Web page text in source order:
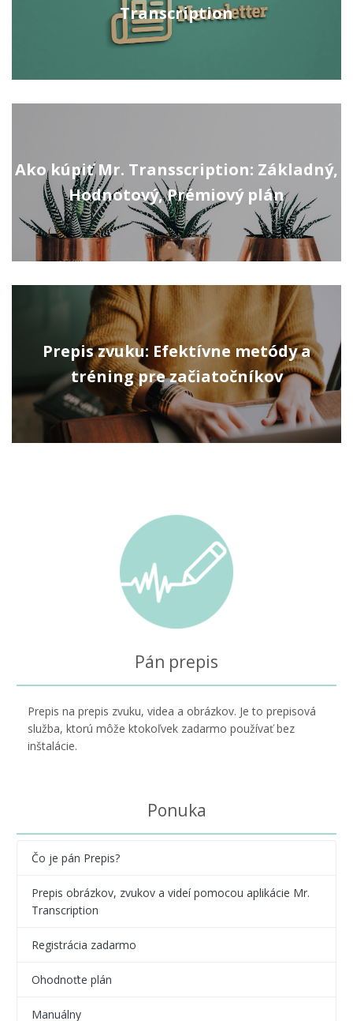
Transcription
Ako kúpiť Mr. Transscription: Základný,
Hodnotový, Prémiový plán
Prepis zvuku: Efektívne metódy a
tréning pre začiatočníkov
Pán prepis
Prepis na prepis zvuku, videa a obrázkov. Je to prepisová
služba, ktorú môže ktokoľvek zadarmo používať bez
inštalácie.
Ponuka
Čo je pán Prepis?
Prepis obrázkov, zvukov a videí pomocou aplikácie Mr.
Transcription
Registrácia zadarmo
Ohodnoťte plán
Manuálny